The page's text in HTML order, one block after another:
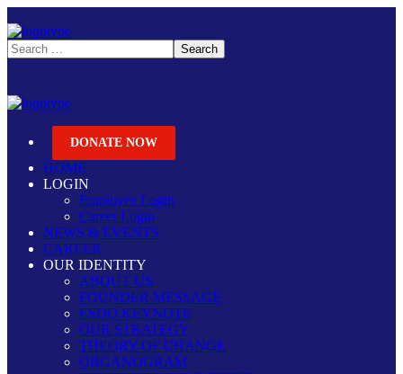
DONATE NOW
HOME
LOGIN
Employee Login
Career Login
NEWS & EVENTS
CAREER
OUR IDENTITY
ABOUT US
FOUNDER MESSAGE
ESDO KEYNOTE
OUR STRATEGY
THEORY OF CHANGE
ORGANOGRAM